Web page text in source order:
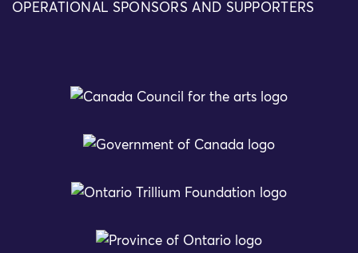
OPERATIONAL SPONSORS AND SUPPORTERS